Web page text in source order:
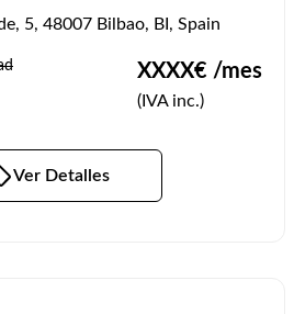
5, 48007 Bilbao, BI, Spain
XXXX€ /mes
(IVA inc.)
Ver Detalles